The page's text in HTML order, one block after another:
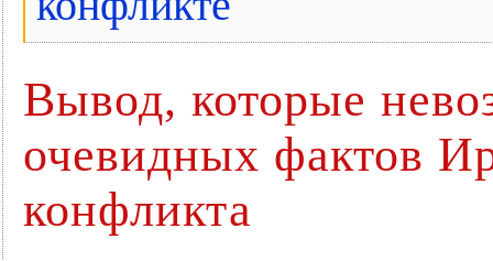
Вывод, которые
очевидных фактов
конфликта